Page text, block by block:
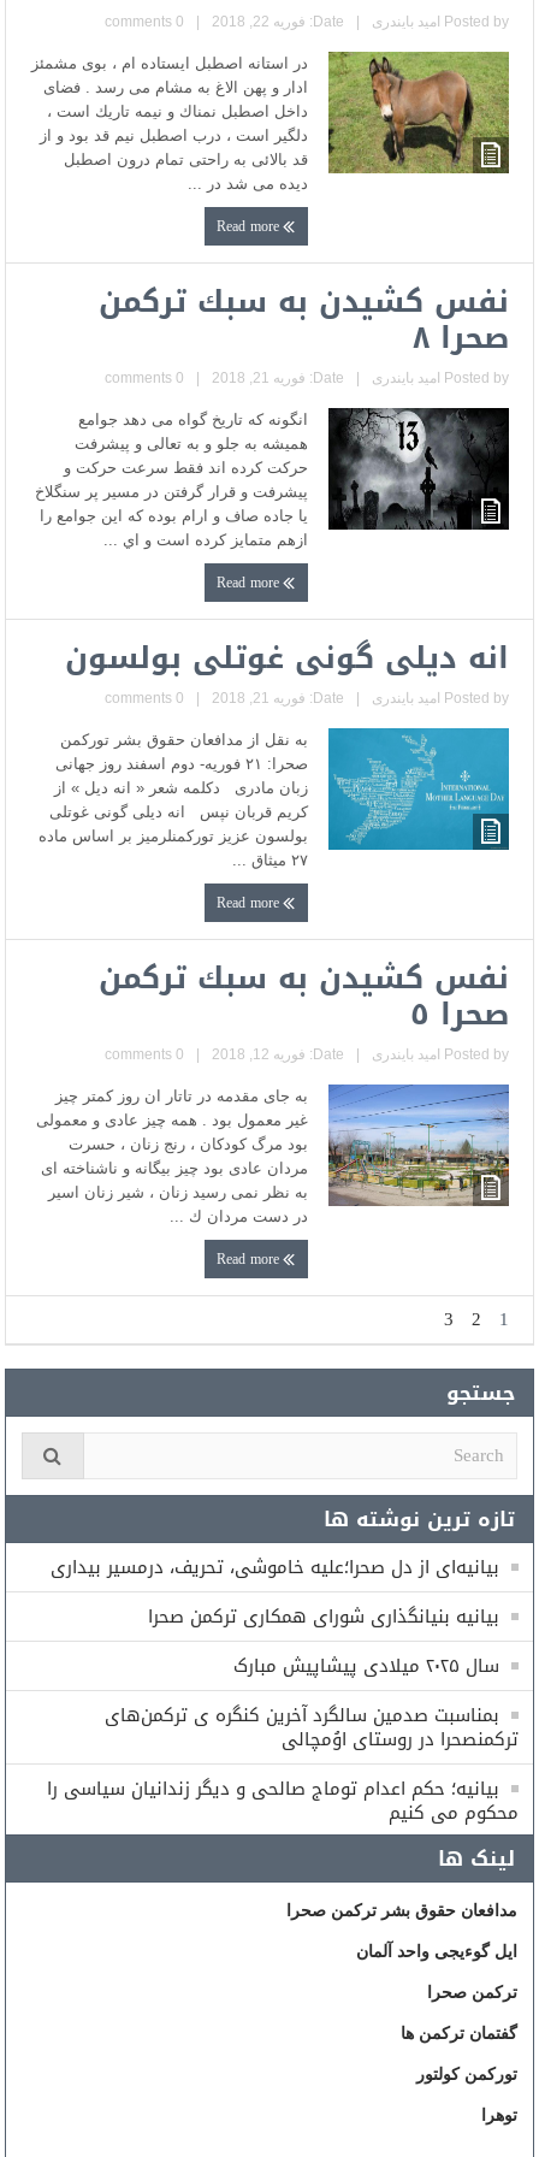
Posted by امید بایندری | Date: فوریه 22, 2018 |
0 comments
در استانه اصطبل ايستاده ام ، بوى مشمئز
ادار و پهن الاغ به مشام مى رسد . فضاى
داخل اصطبل نمناك و نيمه تاريك است ،
دلگير است ، درب اصطبل نيم قد بود و از
قد بالائى به راحتى تمام درون اصطبل
ديده مى شد در ...
Read more
نفس كشيدن به سبك تركمن
صحرا ٨
Posted by امید بایندری | Date: فوریه 21, 2018 |
0 comments
انگونه كه تاريخ گواه مى دهد جوامع
هميشه به جلو و به تعالى و پيشرفت
حركت كرده اند فقط سرعت حركت و
پيشرفت و قرار گرفتن در مسير پر سنگلاخ
يا جاده صاف و ارام بوده كه اين جوامع را
ازهم متمايز كرده است و اي ...
Read more
انه دیلی گونی غوتلی بولسون
Posted by امید بایندری | Date: فوریه 21, 2018 |
0 comments
به نقل از مدافعان حقوق بشر تورکمن
صحرا: ۲۱ فوریه- دوم اسفند روز جهانی
زبان مادری دکلمه شعر « انه دیل » از
کریم قربان نپس انه دیلی گونی غوتلی
بولسون عزیز تورکمنلرمیز بر اساس ماده
۲۷ میثاق ...
Read more
نفس كشيدن به سبك تركمن
صحرا ٥
Posted by امید بایندری | Date: فوریه 12, 2018 |
0 comments
به جاى مقدمه در تاتار ان روز كمتر چيز
غير معمول بود . همه چيز عادى و معمولى
بود مرگ كودكان ، رنج زنان ، حسرت
مردان عادى بود چيز بيگانه و ناشناخته اى
به نظر نمى رسيد زنان ، شير زنان اسير
در دست مردان ك ...
Read more
1
2
3
جستجو
تازه ترین نوشته ها
بیانیه‌ای از دل صحرا؛علیه خاموشی، تحریف، درمسیر بیداری
بیانیه بنیانگذاری شورای همكارى تركمن صحرا
سال ۲۰۲۵ میلادی پیشاپیش مبارک
بمناسبت صدمین سالگرد آخرین کنگره ی ترکمن‌های
ترکمنصحرا در روستای اوُمچالی
بیانیه؛ حکم اعدام توماج صالحی و دیگر زندانیان سیاسی را
محکوم می کنیم
لینک ها
مدافعان حقوق بشر ترکمن صحرا
ایل گوءیجی واحد آلمان
ترکمن صحرا
گفتمان ترکمن ها
تورکمن کولتور
توهرا